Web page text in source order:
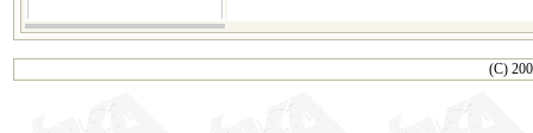
(C)